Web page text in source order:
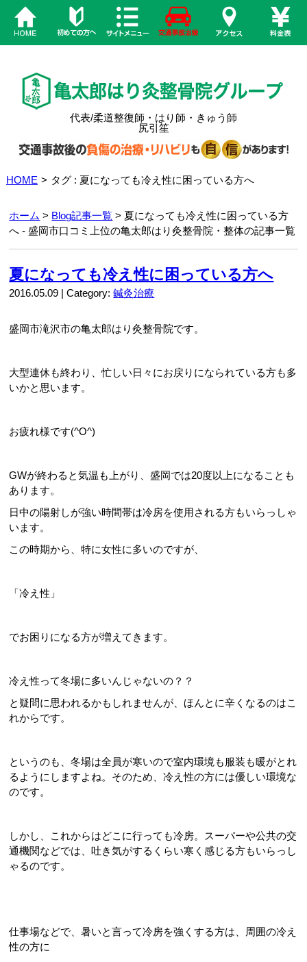
代表/柔道整復師・はり師・きゅう師
尻引笙
HOME > タグ : 夏になっても冷え性に困っている方へ
ホーム > Blog記事一覧 > 夏になっても冷え性に困っている方
へ - 盛岡市口コミ上位の亀太郎はり灸整骨院・整体の記事一覧
夏になっても冷え性に困っている方へ
2016.05.09 | Category:鍼灸治療
盛岡市滝沢市の亀太郎はり灸整骨院です。
大型連休も終わり、忙しい日々にお戻りになられている方も多
いかと思います。
お疲れ様です(^O^)
GWが終わると気温も上がり、盛岡では20度以上になることも
あります。
日中の陽射しが強い時間帯は冷房を使用される方もいらっしゃ
います。
この時期から、特に女性に多いのですが、
「冷え性」
でお困りになる方が増えてきます。
冷え性って冬場に多いんじゃないの？？
と疑問に思われるかもしれませんが、ほんとに辛くなるのはこ
れからです。
というのも、冬場は全員が寒いので室内環境も服装も暖がとれ
るようにしますよね。そのため、冷え性の方には優しい環境な
のです。
しかし、これからはどこに行っても冷房。スーパーや公共の交
通機関などでは、吐き気がするくらい寒く感じる方もいらっし
ゃるのです。
仕事場などで、暑いと言って冷房を強くする方は、周囲の冷え
性の方に